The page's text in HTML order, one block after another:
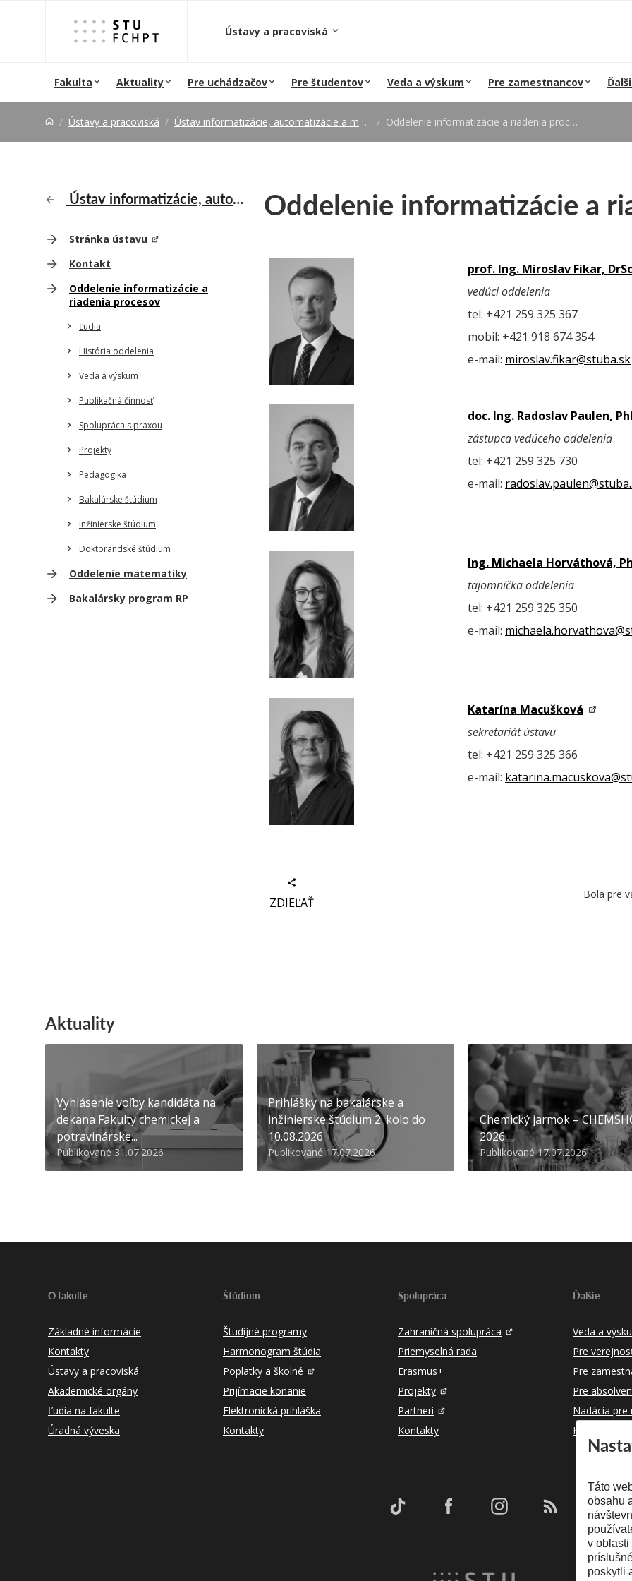
Ústavy a pracoviská
Fakulta Aktuality Pre uchádzačov Pre študentov Veda a výskum Pre zamestnancov
Ústavy a pracoviská Ústav informatizácie, automatizácie a matematiky Oddelenie informatizácie a riadenia procesov
Ústav informatizácie, automatizácie a matematiky
Stránka ústavu
Kontakt
Oddelenie informatizácie a
riadenia procesov
Ľudia
História oddelenia
Veda a výskum
Publikačná činnosť
Spolupráca s praxou
Projekty
Pedagogika
Bakalárske štúdium
Inžinierske štúdium
Doktorandské štúdium
Oddelenie matematiky
Bakalársky program RP
Oddelenie informatizácie a
prof. Ing. Miroslav Fikar,
vedúci oddelenia
tel: +421 259 325 367
mobil: +421 918 674 354
e-mail: miroslav.fikar@stuba.sk
doc. Ing. Radoslav Paulen,
zástupca vedúceho oddelenia
tel: +421 259 325 730
e-mail:
Ing. Michaela Horváthová,
tajomníčka oddelenia
tel: +421 259 325 350
e-mail:
Katarína Macušková
sekretariát ústavu
tel: +421 259 325 366
e-mail:
ZDIEĽAŤ
Bola pre
Aktuality
Vyhlásenie voľby kandidáta na
dekana Fakulty chemickej a
potravinárske...
Publikované 31.07.2026
Prihlášky na bakalárske a
inžinierske štúdium 2. kolo do
10.08.2026
Publikované 17.07.2026
Chemický jarmok –
2026
Publikované 17.07.2026
O fakulte
Základné informácie
Kontakty
Ústavy a pracoviská
Akademické orgány
Ľudia na fakulte
Úradná výveska
Štúdium
Študijné programy
Harmonogram štúdia
Poplatky a školné
Prijímacie konanie
Elektronická prihláška
Kontakty
Spolupráca
Zahraničná spolupráca
Priemyselná rada
Erasmus+
Projekty
Partneri
Kontakty
Ďalšie
Veda a
Pre
Pre
Pre
Nadácia pre
Kontakty
Táto
obsahu
v oblasti
poskytli